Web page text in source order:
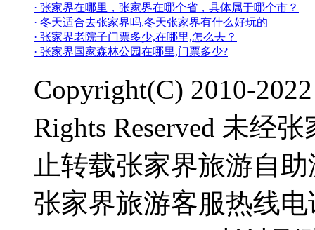
· 张家界在哪里，张家界在哪个省，具体属于哪个市？
· 冬天适合去张家界吗,冬天张家界有什么好玩的
· 张家界老院子门票多少,在哪里,怎么去？
· 张家界国家森林公园在哪里,门票多少?
Copyright(C) 2010-
Rights Reserved 未经
止转载张家界旅游自
张家界旅游客服热线电